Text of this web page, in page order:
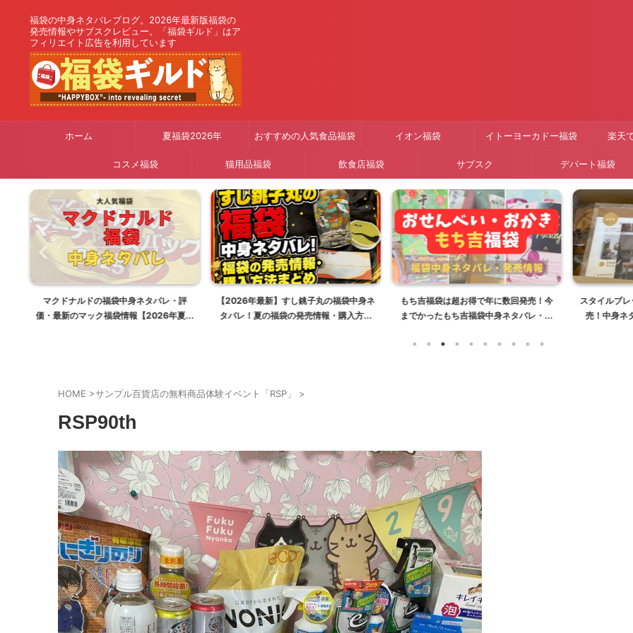
福袋の中身ネタバレブログ。2026年最新版福袋の
発売情報やサブスクレビュー。「福袋ギルド」はア
フィリエイト広告を利用しています
ホーム 夏福袋2026年 おすすめの人気食品福袋 イオン福袋 イトーヨーカドー福袋 楽天
コスメ福袋 猫用品福袋 飲食店福袋 サブスク デパート福袋
マクドナルドの福袋中身ネタバレ・評
価・最新のマック福袋情報【2026年夏は
【2026年最新】すし銚子丸の福袋中身ネ
タバレ！夏の福袋の発売情報・購入方法
もち吉福袋は超お得で年に数回発売！今
までかったもち吉福袋中身ネタバレ・販
スタイルブ
売！中身ネ
HOME >サンプル百貨店の無料商品体験イベント「RSP」 >
RSP90th